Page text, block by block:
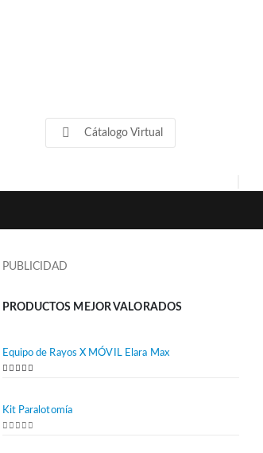
Cátalogo Virtual
PUBLICIDAD
PRODUCTOS MEJOR VALORADOS
Equipo de Rayos X MÓVIL Elara Max
Kit Paralotomía